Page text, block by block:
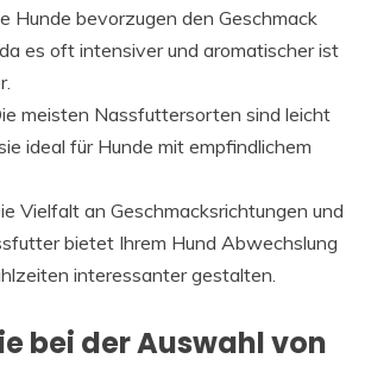
Hunde bevorzugen den Geschmack
es oft intensiver und aromatischer ist
meisten Nassfuttersorten sind leicht
ideal für Hunde mit empfindlichem
Vielfalt an Geschmacksrichtungen und
bietet Ihrem Hund Abwechslung
interessanter gestalten.
bei der Auswahl von